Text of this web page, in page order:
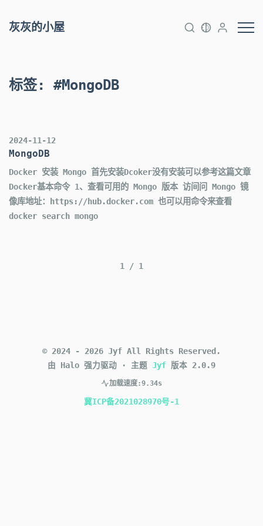
灰灰的小屋
标签: #MongoDB
2024-11-12
MongoDB
Docker 安装 Mongo 首先安装Dcoker没有安装可以参考这篇文章
Docker基本命令 1、查看可用的 Mongo 版本 访间问 Mongo 镜
像库地址：https://hub.docker.com 也可以用命令来查看
docker search mongo
1 / 1
© 2024 - 2026 Jyf All Rights Reserved.
由 Halo 强力驱动
· 主题 Jyf 版本 2.0.9
加载速度:9.34s
冀ICP备2021028970号-1